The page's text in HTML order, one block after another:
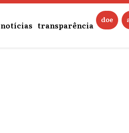
notícias transparência
doe